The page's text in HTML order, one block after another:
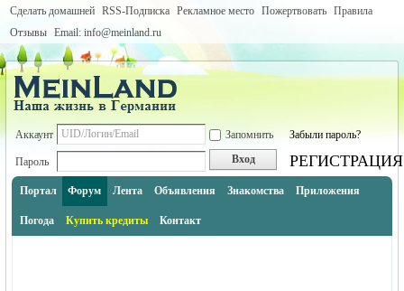
Сделать домашней RSS-Подписка Рекламное место Пожертвовать Правила
Отзывы Email: info@meinland.ru
Аккаунт Запомнить Забыли пароль?
Пароль Вход РЕГИСТРАЦИЯ
Портал Форум Лента Объявления Знакомства Приложения
Погода Купить кредиты Контакт